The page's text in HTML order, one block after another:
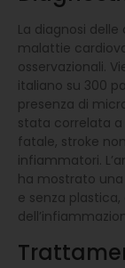
La diagnosi
malattie
osservazionali.
italiano su 300
presenza di
stata correlata
fatale, stroke
infiammatori.
ha mostrato
e senza